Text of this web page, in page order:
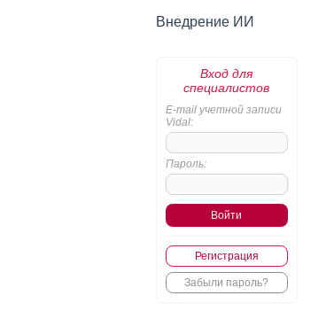
Внедрение ИИ
Вход для
специалистов
E-mail учетной записи
Vidal:
Пароль:
Регистрация
Забыли пароль?